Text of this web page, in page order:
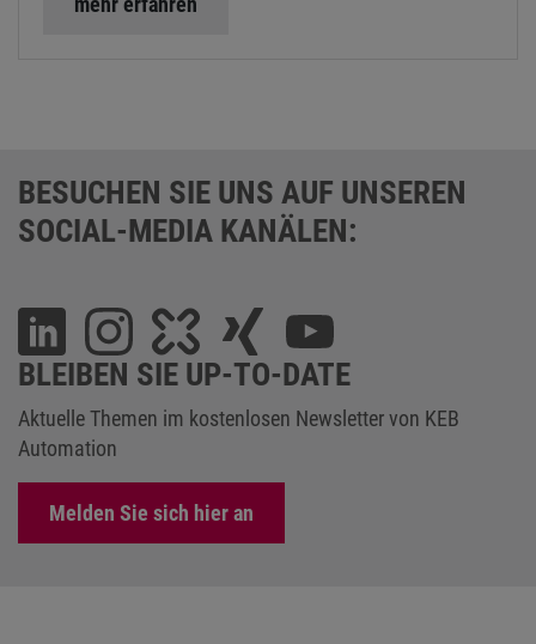
BESUCHEN SIE UNS AUF UNSEREN
SOCIAL-MEDIA KANÄLEN:
BLEIBEN SIE UP-TO-DATE
Aktuelle Themen im kostenlosen Newsletter von KEB
Automation
Melden Sie sich hier an